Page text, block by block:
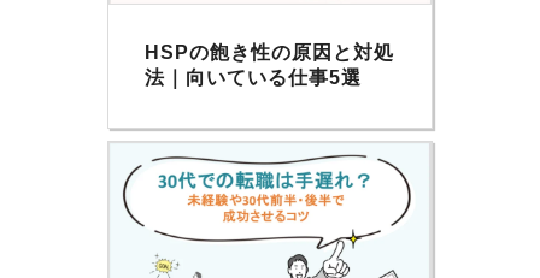
HSPの飽き性の原因と対処
法｜向いている仕事5選